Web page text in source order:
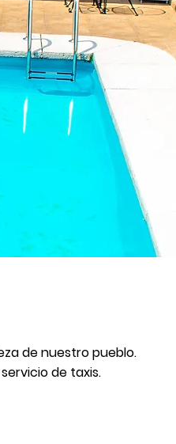
de nuestro pueblo.
de taxis.